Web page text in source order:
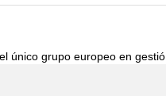
único grupo europeo en